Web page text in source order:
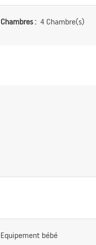
Chambres : 4 Chambre(s)
Equipement bébé